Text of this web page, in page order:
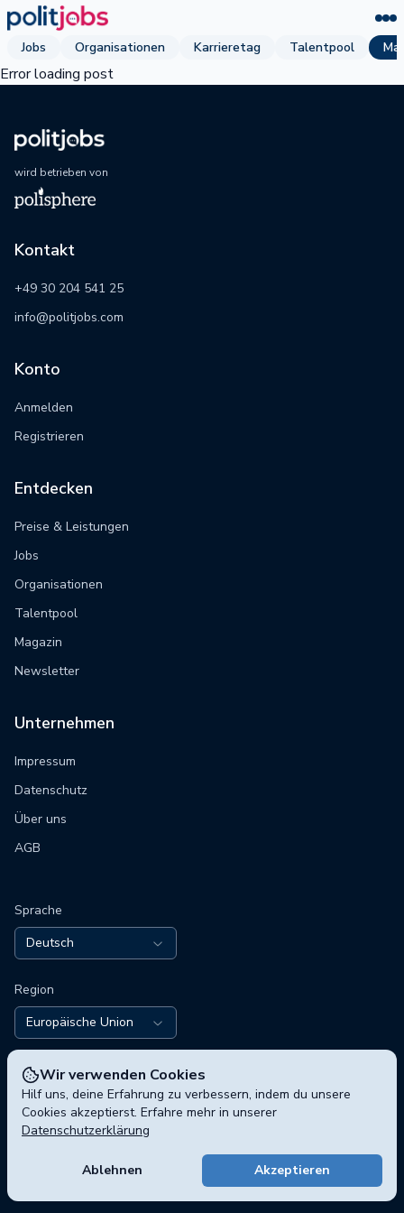
Jobs Organisationen Karrieretag Talentpool
Error loading post
Wir verwenden Cookies
Hilf uns, deine Erfahrung zu verbessern, indem du unsere
Cookies akzeptierst. Erfahre mehr in unserer
Datenschutzerklärung
Ablehnen Akzeptieren
wird betrieben von
Kontakt
+49 30 204 541 25
info@politjobs.com
Konto
Anmelden
Registrieren
Entdecken
Preise & Leistungen
Jobs
Organisationen
Talentpool
Magazin
Newsletter
Unternehmen
Impressum
Datenschutz
Über uns
AGB
Sprache
Deutsch
Region
Europäische Union
Deutschland